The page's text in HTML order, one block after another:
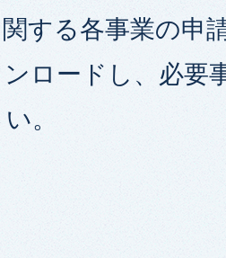
する各事業の申
ロードし、必要
。